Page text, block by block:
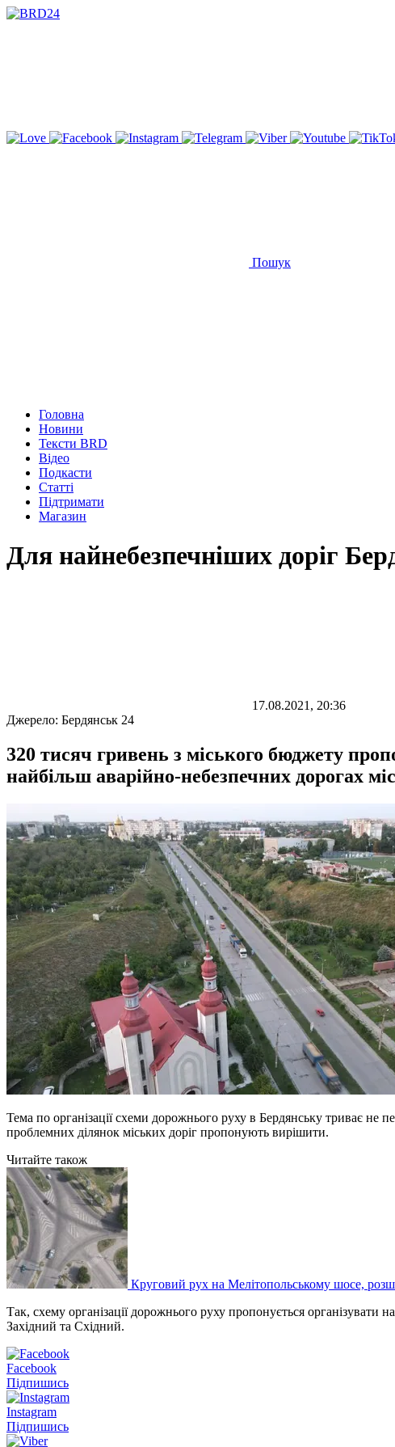
Пошук
Головна
Новини
Тексти BRD
Відео
Подкасти
Статті
Підтримати
Магазин
Для найнебезпечніших доріг
17.08.2021, 20:36
Джерело: Бердянськ 24
320 тисяч гривень з міського бюджету
найбільш аварійно-небезпечних дорогах
Тема по організації схеми дорожнього руху в Бердянську триває не
проблемних ділянок міських доріг пропонують вирішити.
Читайте також
Круговий рух на Мелітопольському шосе,
Так, схему організації дорожнього руху пропонується
Західний та Східний.
Facebook
Підпишись
Instagram
Підпишись